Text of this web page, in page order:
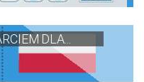
DLA...